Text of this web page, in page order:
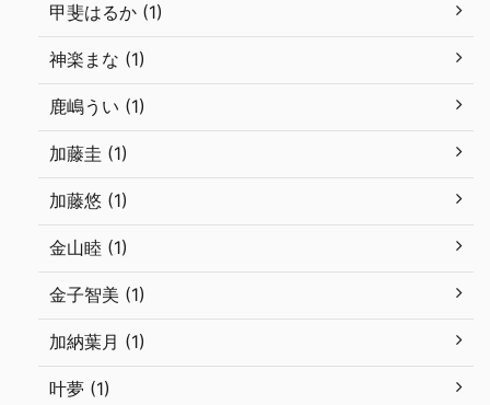
甲斐はるか (1)
神楽まな (1)
鹿嶋うい (1)
加藤圭 (1)
加藤悠 (1)
金山睦 (1)
金子智美 (1)
加納葉月 (1)
叶夢 (1)